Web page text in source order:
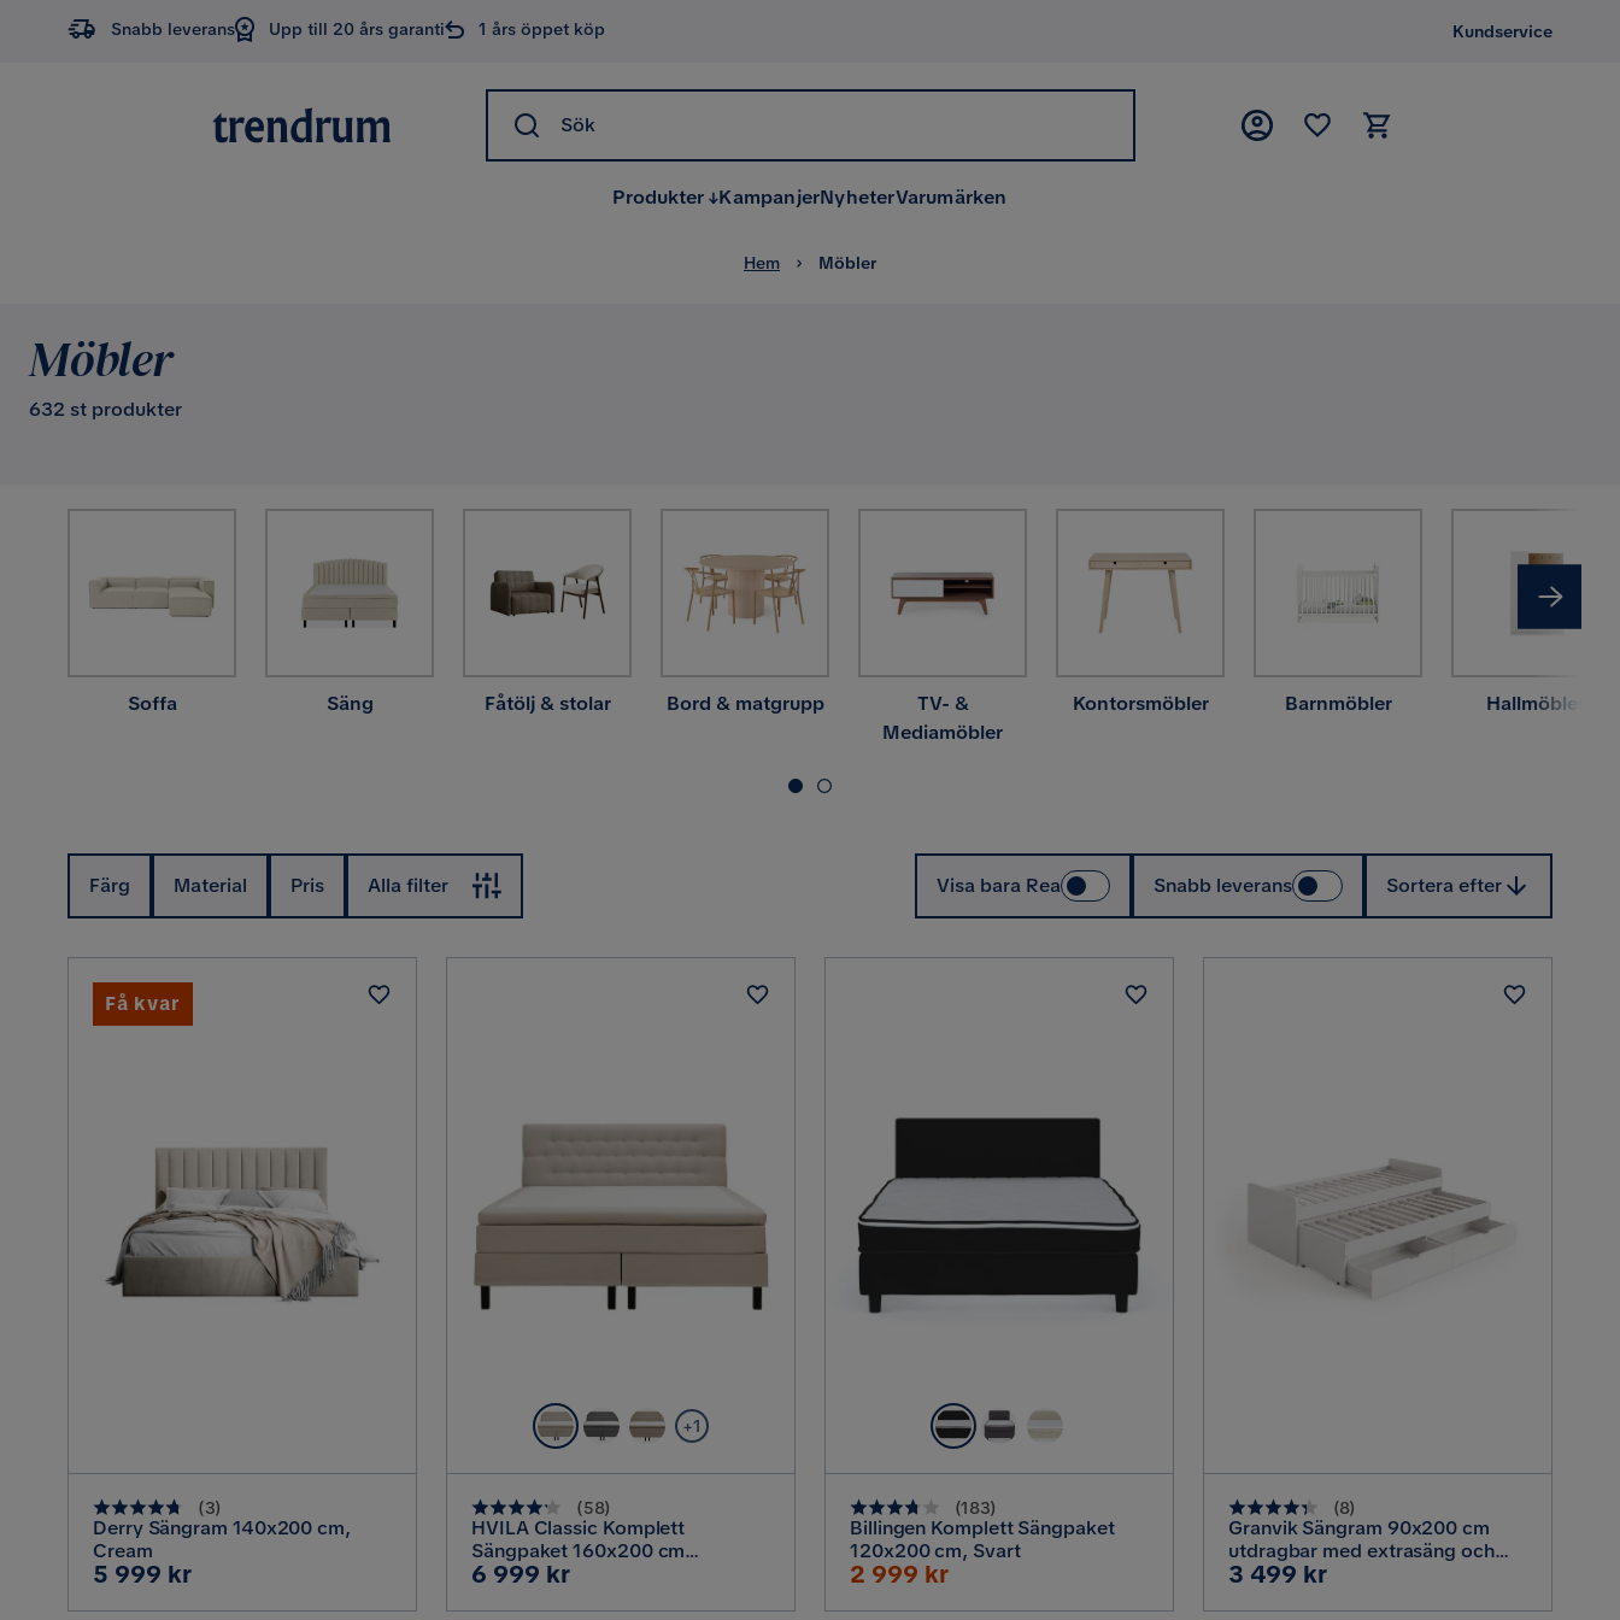
Snabb leverans Upp till 20 års garanti 1 års öppet köp Kundservice
Sök
Produkter KampanjerNyheterVarumärken
Hem Möbler
Möbler
632 st produkter
Soffa Säng Fåtölj & stolar Bord & matgrupp
TV- &
Mediamöbler
Kontorsmöbler Barnmöbler Hallmöbler
Färg Material Pris Alla filter Visa bara Rea Snabb leverans Sortera efter
(3)
Derry Sängram 140x200 cm,
Cream
Pris
5 999 kr
Få kvar
+1
(58)
HVILA Classic Komplett
Sängpaket 160x200 cm
Kontinentalsäng med diamant
Pris
6 999 kr
(183)
Billingen Komplett Sängpaket
120x200 cm, Svart
Rabatterat
2 999 kr
(8)
Granvik Sängram 90x200 cm
utdragbar med extrasäng och
förvaring - utan madrass
Pris
3 499 kr